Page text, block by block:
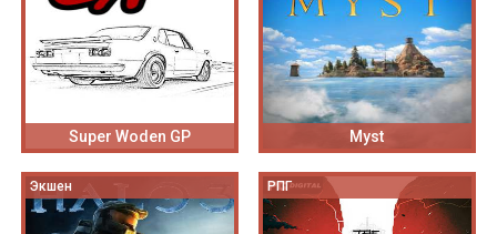
Super Woden GP Myst
Экшен РПГ